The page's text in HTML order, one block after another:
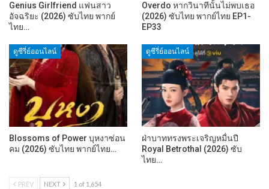
Genius Girlfriend แฟนสาว
อัจฉริยะ (2026) ซับไทย พากย์
ไทย…
Overdo หากวินาทีนั้นไม่พบเธอ
(2026) ซับไทย พากย์ไทย EP1-
EP33
ดูซีรี่ย์ออนไลน์
Blossoms of Power บุหงาซ่อน
คม (2026) ซับไทย พากย์ไทย…
ดูซีรี่ย์ออนไลน์
ฝ่าบาททรงพระเจริญหมื่นปี
Royal Betrothal (2026) ซับ
ไทย…
PREV NEXT 1 of 1,654